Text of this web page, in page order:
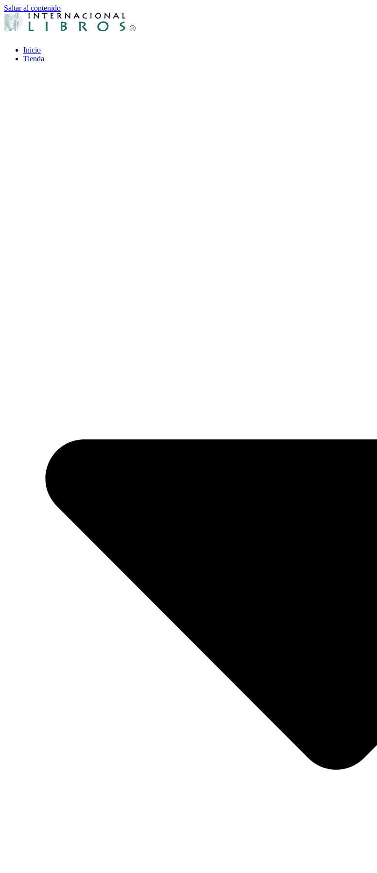
Saltar al contenido
Inicio
Tienda